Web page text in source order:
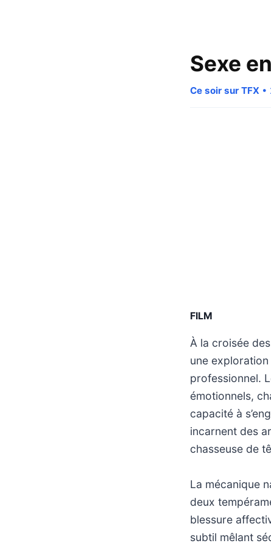
Sexe
Ce soir sur TFX •
FILM
À la croisée
une
professionnel.
émotionnels,
capacité à
incarnent des
chasseuse de
La mécanique
deux
blessure
subtil mêlant